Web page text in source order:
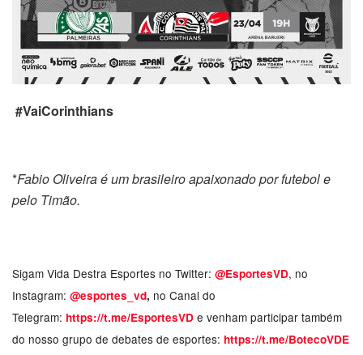
#VaiCorinthians
*Fabio Oliveira é um brasileiro apaixonado por futebol e
pelo Timão.
Sigam Vida Destra Esportes no Twitter: @EsportesVD, no
Instagram: @esportes_vd, no Canal do
Telegram: https://t.me/EsportesVD e venham participar também
do nosso grupo de debates de esportes: https://t.me/BotecoVDE